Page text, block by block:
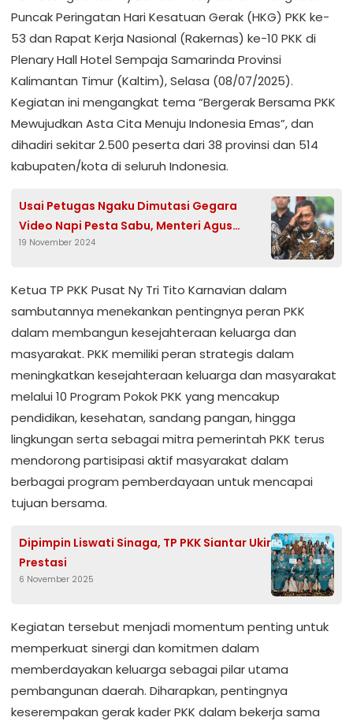
Puncak Peringatan Hari Kesatuan Gerak (HKG) PKK ke-
53 dan Rapat Kerja Nasional (Rakernas) ke-10 PKK di
Plenary Hall Hotel Sempaja Samarinda Provinsi
Kalimantan Timur (Kaltim), Selasa (08/07/2025).
Kegiatan ini mengangkat tema “Bergerak Bersama PKK
Mewujudkan Asta Cita Menuju Indonesia Emas”, dan
dihadiri sekitar 2.500 peserta dari 38 provinsi dan 514
kabupaten/kota di seluruh Indonesia.
Usai Petugas Ngaku Dimutasi Gegara
Video Napi Pesta Sabu, Menteri Agus
Nonaktifkan Kalapas dan KPLP
19 November 2024
Ketua TP PKK Pusat Ny Tri Tito Karnavian dalam
sambutannya menekankan pentingnya peran PKK
dalam membangun kesejahteraan keluarga dan
masyarakat. PKK memiliki peran strategis dalam
meningkatkan kesejahteraan keluarga dan masyarakat
melalui 10 Program Pokok PKK yang mencakup
pendidikan, kesehatan, sandang pangan, hingga
lingkungan serta sebagai mitra pemerintah PKK terus
mendorong partisipasi aktif masyarakat dalam
berbagai program pemberdayaan untuk mencapai
tujuan bersama.
Dipimpin Liswati Sinaga, TP PKK Siantar Ukir
Prestasi
6 November 2025
Kegiatan tersebut menjadi momentum penting untuk
memperkuat sinergi dan komitmen dalam
memberdayakan keluarga sebagai pilar utama
pembangunan daerah. Diharapkan, pentingnya
keserempakan gerak kader PKK dalam bekerja sama